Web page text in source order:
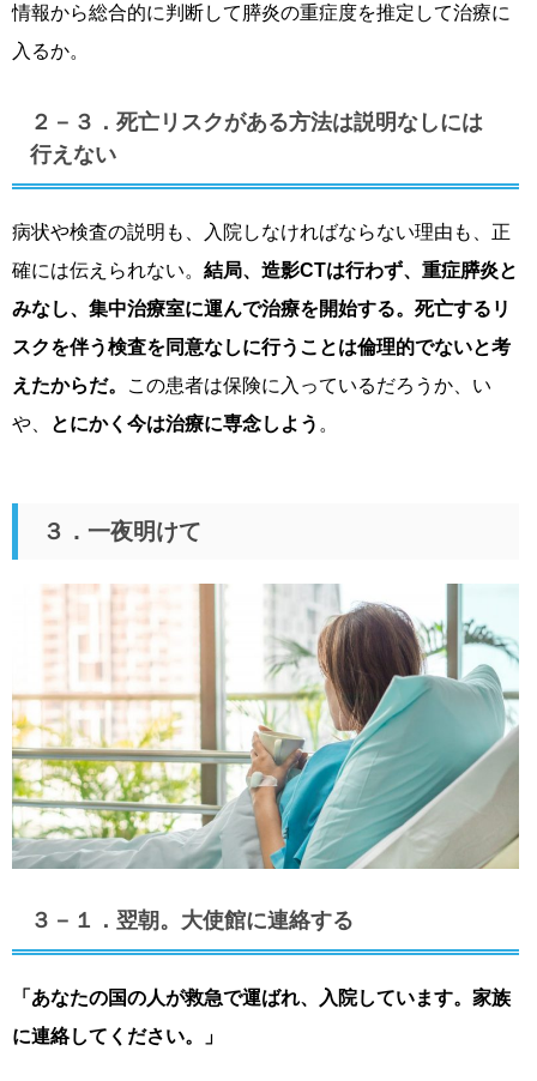
情報から総合的に判断して膵炎の重症度を推定して治療に
入るか。
２－３．死亡リスクがある方法は説明なしには
行えない
病状や検査の説明も、入院しなければならない理由も、正
確には伝えられない。 結局、造影CTは行わず、重症膵炎と
みなし、集中治療室に運んで治療を開始する。死亡するリ
スクを伴う検査を同意なしに行うことは倫理的でないと考
えたからだ。
この患者は保険に入っているだろうか、い
や、
とにかく今は治療に専念しよう 。
３．一夜明けて
３－１．翌朝。大使館に連絡する
「あなたの国の人が救急で運ばれ、入院しています。家族
に連絡してください。」